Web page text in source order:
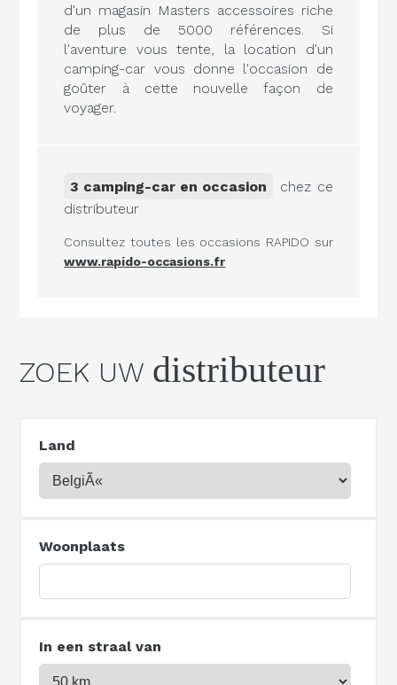
d'un magasin Masters accessoires riche
de plus de 5000 références. Si
l'aventure vous tente, la location d'un
camping-car vous donne l'occasion de
goûter à cette nouvelle façon de
voyager.
3 camping-car en occasion
chez ce
distributeur
Consultez toutes les occasions RAPIDO sur
www.rapido-occasions.fr
ZOEK UW distributeur
Land
Woonplaats
In een straal van